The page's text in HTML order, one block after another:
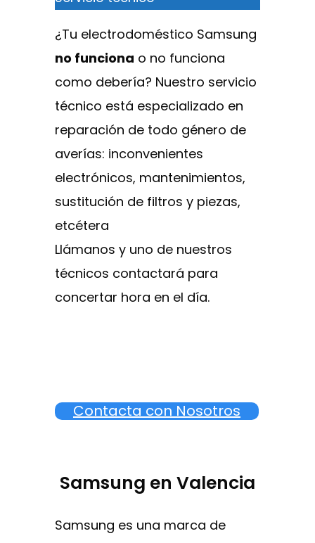
¿Tu electrodoméstico Samsung
no funciona o no funciona
como debería? Nuestro servicio
técnico está especializado en
reparación de todo género de
averías: inconvenientes
electrónicos, mantenimientos,
sustitución de filtros y piezas,
etcétera
Llámanos y uno de nuestros
técnicos contactará para
concertar hora en el día.
Contacta con Nosotros
Samsung en Valencia
Samsung es una marca de